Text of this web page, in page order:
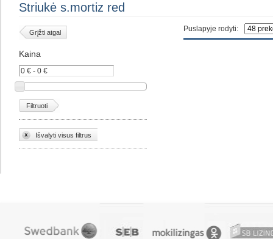
kosmetika
Striukė s.mortiz red
Puslapyje rodyti:
Grįžti atgal
Kaina
Filtruoti
Išvalyti visus filtrus